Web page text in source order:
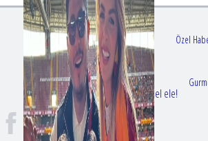
Bir dizi aşkı daha gerçek oldu: Sette el ele!
Gündem Sağlık Özel
Doktorlar